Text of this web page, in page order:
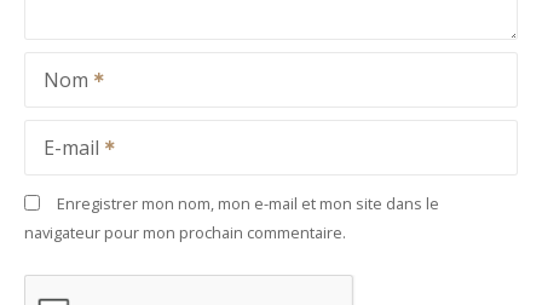
Nom
E-mail
Enregistrer mon nom, mon e-mail et mon site dans le
navigateur pour mon prochain commentaire.